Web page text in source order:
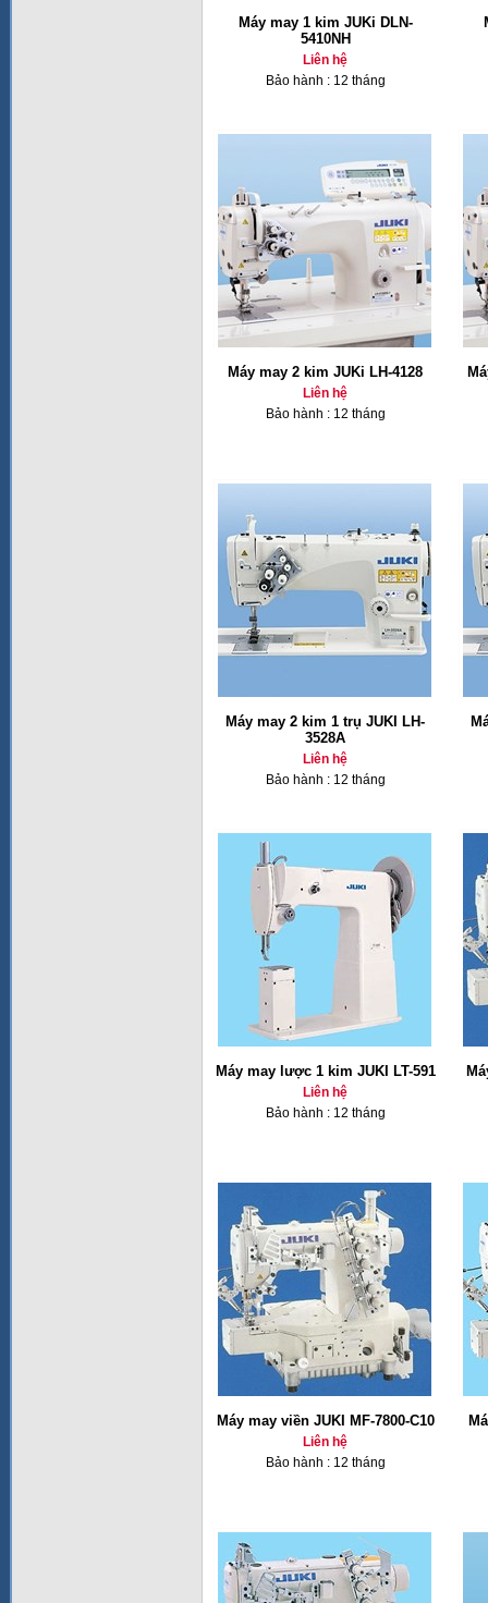
Máy may 1 kim JUKi DLN-
5410NH
Liên hệ
Bảo hành : 12 tháng
Máy may 2 kim JUKi LH-4128
Liên hệ
Bảo hành : 12 tháng
Máy may 2 kim 1 trụ JUKI LH-
3528A
Liên hệ
Bảo hành : 12 tháng
Máy may lược 1 kim JUKI LT-591
Liên hệ
Bảo hành : 12 tháng
Máy may viền JUKI MF-7800-C10
Liên hệ
Bảo hành : 12 tháng